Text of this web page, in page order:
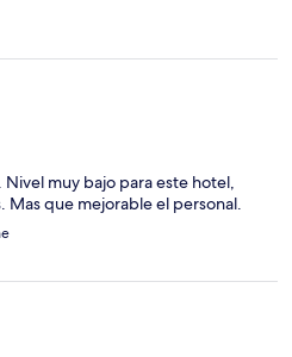
muy bajo para este hotel,
Mas que mejorable el personal.